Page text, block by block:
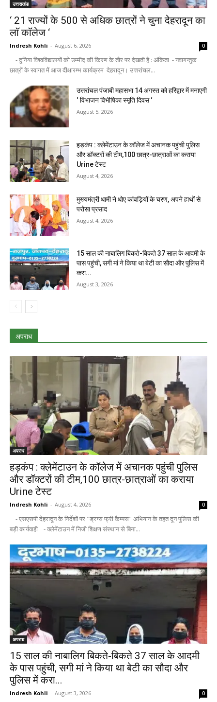
उत्तराखंड
‘ 21 राज्यों के 500 से अधिक छात्रों ने चुना देहरादून का
लाॅ काॅलेज ‘
Indresh Kohli - August 6, 2026 0
- दुनिया विश्वविद्यालयों को उम्मीद की किरण के तौर पर देखती है : अंकिता - नवागन्तुक
छात्रों के स्वागत में आज दीक्षारम्भ कार्यक्रम देहरादून। उत्तरांचल...
उत्तरांचल पंजाबी महासभा 14 अगस्त को हरिद्वार में मनाएगी
‘ विभाजन विभीषिका स्मृति दिवस ‘
August 5, 2026
हड़कंप : क्लेमेंटाउन के कॉलेज में अचानक पहुंची पुलिस
और डॉक्टरों की टीम,100 छात्र-छात्राओं का कराया
Urine टेस्ट
August 4, 2026
मुख्यमंत्री धामी ने धोए कांवड़ियों के चरण, अपने हाथों से
परोसा प्रसाद
August 4, 2026
15 साल की नाबालिग बिकते-बिकते 37 साल के आदमी के
पास पहुंची, सगी मां ने किया था बेटी का सौदा और पुलिस में
करा...
August 3, 2026
अपराध
अपराध
हड़कंप : क्लेमेंटाउन के कॉलेज में अचानक पहुंची पुलिस
और डॉक्टरों की टीम,100 छात्र-छात्राओं का कराया
Urine टेस्ट
Indresh Kohli - August 4, 2026 0
- एसएसपी देहरादून के निर्देशों पर "ड्रग्स फ्री कैम्पस" अभियान के तहत दून पुलिस की
बड़ी कार्यवाही - क्लेमेंटाउन में निजी शिक्षण संस्थान से बिना...
अपराध
15 साल की नाबालिग बिकते-बिकते 37 साल के आदमी
के पास पहुंची, सगी मां ने किया था बेटी का सौदा और
पुलिस में करा...
Indresh Kohli - August 3, 2026 0